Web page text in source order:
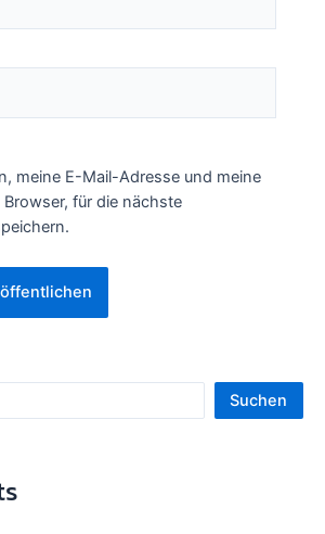
meine E-Mail-Adresse und meine
für die nächste
Suchen